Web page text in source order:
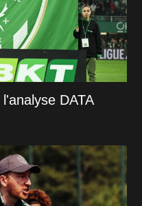
DATA